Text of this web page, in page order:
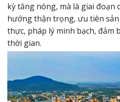
kỳ tăng nóng, mà là giai đoạn
hướng thận trọng, ưu tiên
thực, pháp lý minh bạch, đảm
thời gian.